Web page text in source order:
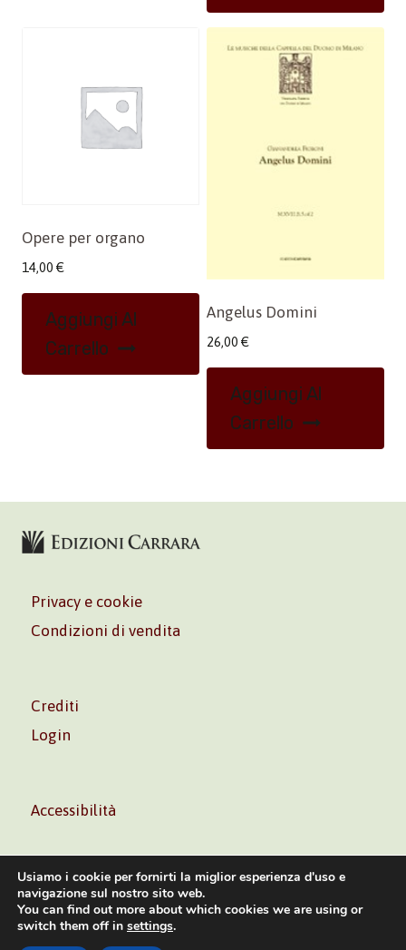
Opere per organo
14,00 €
Aggiungi Al
Carrello
Angelus Domini
26,00 €
Aggiungi Al
Carrello
Privacy e cookie
Condizioni di vendita
Crediti
Login
Accessibilità
Volontè & Co. Srl – P.I. 06181480960 –info@volonte-
Usiamo i cookie per fornirti la miglior esperienza d'uso e
navigazione sul nostro sito web.
You can find out more about which cookies we are using or
switch them off in settings.